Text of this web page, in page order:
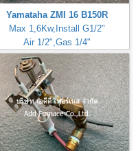
Yamataha ZMI 16 B150R
Max 1,6Kw,Install G1/2"
Air 1/2",Gas 1/4"